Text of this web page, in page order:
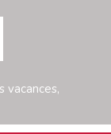
vacances,